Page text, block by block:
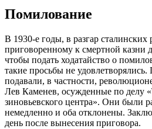
Помилование
В 1930-е годы, в разгар сталинских
приговоренному к смертной казни
чтобы подать ходатайство о
такие просьбы не
подавали, в частности,
Лев Каменев, осужденные по делу
зиновьевского центра». Они
немедленно и оба отклонены.
день после вынесения приговора.